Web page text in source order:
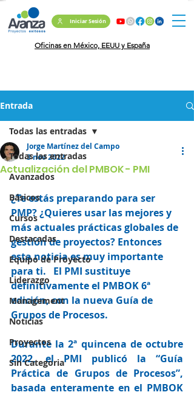
Iniciar Sesión
Oficinas en México, EEUU y España
Entrada
Todas las entradas
Avanzados
Básicos
Cursos
Destacadas
Equipo de Proyecto
Liderazgo
Management
Noticias
Proyectos
Sin Categoria
Todas las entradas
Actualización del PMBOK - PMI
Jorge Martínez del Campo
3 nov 2022
¿Te estás preparando para ser
PMP? ¿Quieres usar las mejores y
más actuales prácticas globales de
gestión de proyectos? Entonces
esta noticia es muy importante
para ti.   El PMI sustituye
definitivamente el PMBOK 6ª
edición, con la nueva Guía de
Grupos de Procesos.
Durante la 2ª quincena de octubre
2022, el PMI publicó la “Guía
Práctica de Grupos de Procesos”,
basada enteramente en el PMBOK